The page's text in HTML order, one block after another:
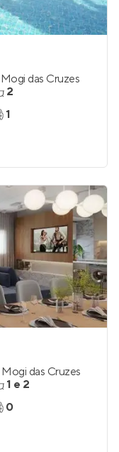
Mogi das Cruzes
2
1
Mogi das Cruzes
1 e 2
0